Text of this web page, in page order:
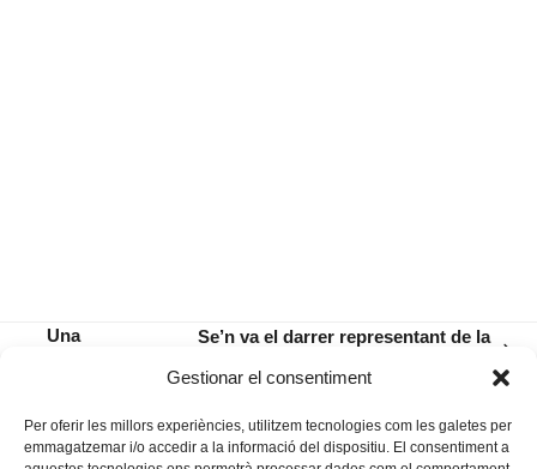
Gestionar el consentiment
Per oferir les millors experiències, utilitzem tecnologies com les galetes per
emmagatzemar i/o accedir a la informació del dispositiu. El consentiment a
Una
post:
Se’n va el darrer representant de la